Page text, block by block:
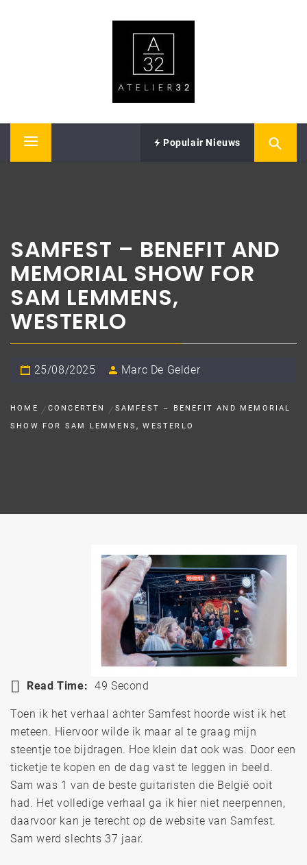
Primary
Populair Nieuws
SAMFEST – BENEFIT AND
MEMORIAL SHOW FOR
SAM LEMMENS,
WESTERLO
25/08/2025 Marc De Gelder
HOME CONCERTEN
SAMFEST – BENEFIT AND MEMORIAL
SHOW FOR SAM LEMMENS, WESTERLO
Read Time: 49 Second
Toen ik het verhaal achter Samfest hoorde wist ik het
meteen. Hiervoor wilde ik maar al te graag mijn
steentje toe bijdragen. Hoe klein dat ook was. Door een
ticketje te kopen en de dag vast te leggen in beeld.
Sam was 1 van de beste guitaristen die België ooit
had. Het volledige verhaal ga ik hier niet neerpennen,
daarvoor kan je terecht op de website vanSamfest.
Sam werd slechts 37 jaar.